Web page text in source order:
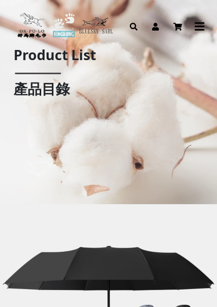
Product List
產品目錄